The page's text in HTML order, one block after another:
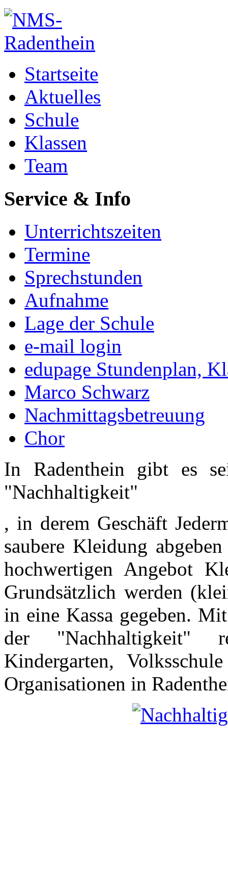
Startseite
Aktuelles
Schule
Klassen
Team
Service & Info
Unterrichtszeiten
Termine
Sprechstunden
Aufnahme
Lage der Schule
e-mail login
edupage Stundenplan,
Marco Schwarz
Nachmittagsbetreuung
Chor
In Radenthein gibt es
"Nachhaltigkeit"
, in derem Geschäft
saubere Kleidung
hochwertigen Angebot
Grundsätzlich werden
in eine Kassa gegeben.
der "Nachhaltigkeit"
Kindergarten,
Organisationen in